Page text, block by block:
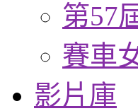
第57
賽車
影片庫